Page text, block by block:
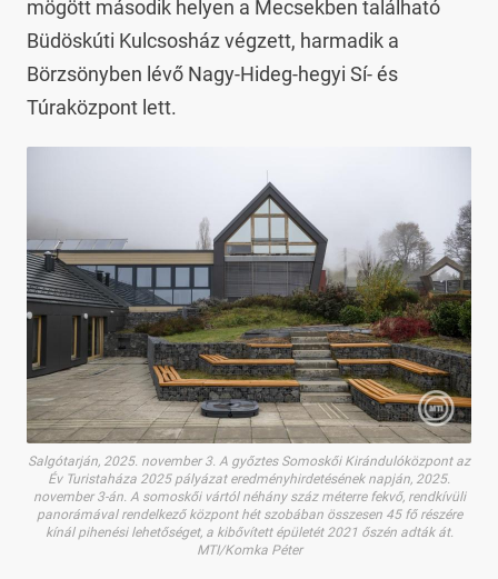
mögött második helyen a Mecsekben található
Büdöskúti Kulcsosház végzett, harmadik a
Börzsönyben lévő Nagy-Hideg-hegyi Sí- és
Túraközpont lett.
Salgótarján, 2025. november 3. A győztes Somoskői Kirándulóközpont az
Év Turistaháza 2025 pályázat eredményhirdetésének napján, 2025.
november 3-án. A somoskői vártól néhány száz méterre fekvő, rendkívüli
panorámával rendelkező központ hét szobában összesen 45 fő részére
kínál pihenési lehetőséget, a kibővített épületét 2021 őszén adták át.
MTI/Komka Péter